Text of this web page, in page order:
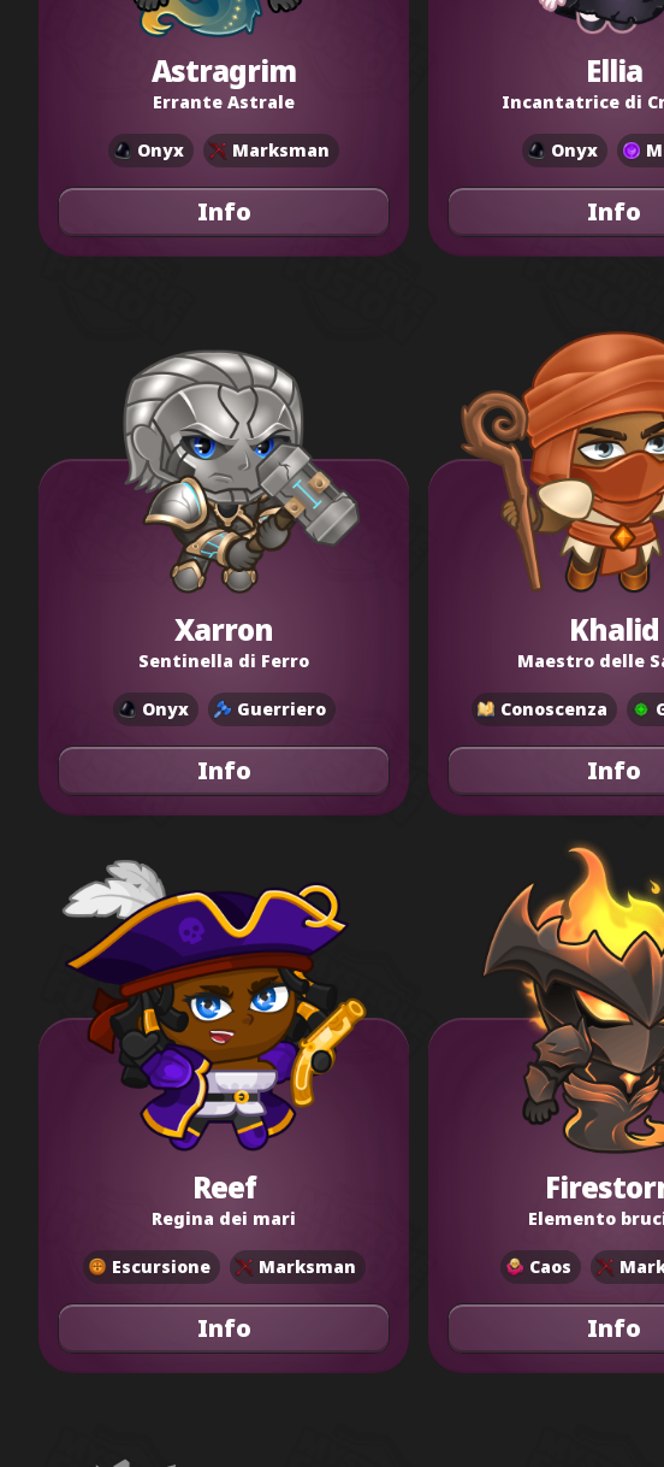
Astragrim
Errante Astrale
Onyx Marksman
Info
Ellia
Incantatrice di
Onyx
Info
Xarron
Sentinella di Ferro
Onyx Guerriero
Info
Khalid
Maestro delle
Conoscenza
Info
Reef
Regina dei mari
Escursione Marksman
Info
Elemento
Caos
Info